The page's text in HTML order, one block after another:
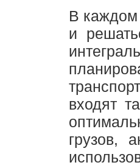
В каждом
и
входят
грузов,